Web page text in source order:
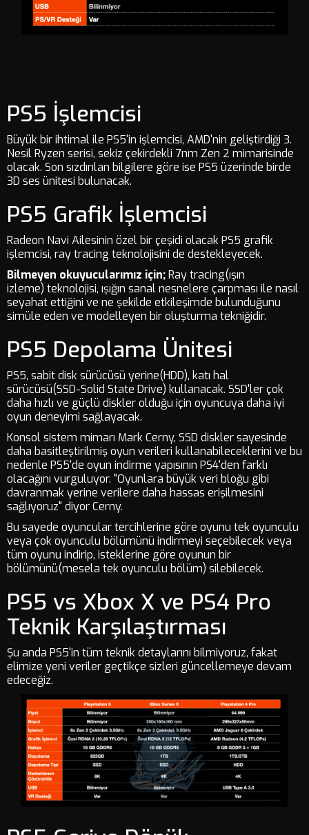
PS5 İşlemcisi
Büyük bir ihtimal ile PS5'in işlemcisi, AMD'nin geliştirdiği 3.
Nesil Ryzen serisi, sekiz çekirdekli 7nm Zen 2 mimarisinde
olacak. Son sızdırılan bilgilere göre ise PS5 üzerinde birde
3D ses ünitesi bulunacak.
PS5 Grafik İşlemcisi
Radeon Navi Ailesinin özel bir çeşidi olacak PS5 grafik
işlemcisi, ray tracing teknolojisini de destekleyecek.
Bilmeyen okuyucularımız için;Ray tracing(ışın
izleme) teknolojisi, ışığın sanal nesnelere çarpması ile nasıl
seyahat ettiğini ve ne şekilde etkileşimde bulunduğunu
simüle eden ve modelleyen bir oluşturma tekniğidir.
PS5 Depolama Ünitesi
PS5, sabit disk sürücüsü yerine(HDD), katı hal
sürücüsü(SSD-Solid State Drive) kullanacak. SSD'ler çok
daha hızlı ve güçlü diskler olduğu için oyuncuya daha iyi
oyun deneyimi sağlayacak.
Konsol sistem mimarı Mark Cerny, SSD diskler sayesinde
daha basitleştirilmiş oyun verileri kullanabileceklerini ve bu
nedenle PS5'de oyun indirme yapısının PS4'den farklı
olacağını vurguluyor. "Oyunlara büyük veri bloğu gibi
davranmak yerine verilere daha hassas erişilmesini
sağlıyoruz" diyor Cerny.
Bu sayede oyuncular tercihlerine göre oyunu tek oyunculu
veya çok oyunculu bölümünü indirmeyi seçebilecek veya
tüm oyunu indirip, isteklerine göre oyunun bir
bölümünü(mesela tek oyunculu bölüm) silebilecek.
PS5 vs Xbox X ve PS4 Pro
Teknik Karşılaştırması
Şu anda PS5'in tüm teknik detaylarını bilmiyoruz, fakat
elimize yeni veriler geçtikçe sizleri güncellemeye devam
edeceğiz.